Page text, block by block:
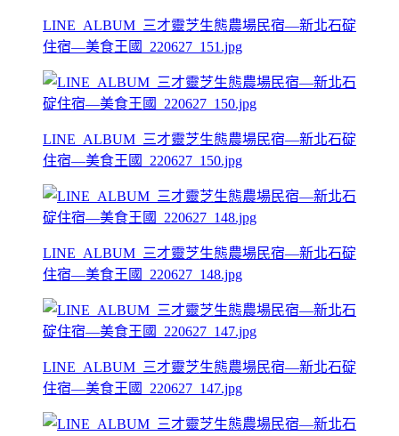
LINE_ALBUM_三才靈芝生態農場民宿—新北石碇
住宿—美食王國_220627_151.jpg
LINE_ALBUM_三才靈芝生態農場民宿—新北石碇
住宿—美食王國_220627_150.jpg
LINE_ALBUM_三才靈芝生態農場民宿—新北石碇
住宿—美食王國_220627_148.jpg
LINE_ALBUM_三才靈芝生態農場民宿—新北石碇
住宿—美食王國_220627_147.jpg